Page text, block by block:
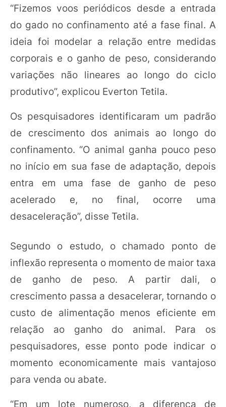
“Fizemos voos periódicos desde a entrada
do gado no confinamento até a fase final. A
ideia foi modelar a relação entre medidas
corporais e o ganho de peso, considerando
variações não lineares ao longo do ciclo
produtivo”, explicou Everton Tetila.
Os pesquisadores identificaram um padrão
de crescimento dos animais ao longo do
confinamento. “O animal ganha pouco peso
no início em sua fase de adaptação, depois
entra em uma fase de ganho de peso
acelerado e, no final, ocorre uma
desaceleração”, disse Tetila.
Segundo o estudo, o chamado ponto de
inflexão representa o momento de maior taxa
de ganho de peso. A partir dali, o
crescimento passa a desacelerar, tornando o
custo de alimentação menos eficiente em
relação ao ganho do animal. Para os
pesquisadores, esse ponto pode indicar o
momento economicamente mais vantajoso
para venda ou abate.
“Em um lote numeroso, a diferença de